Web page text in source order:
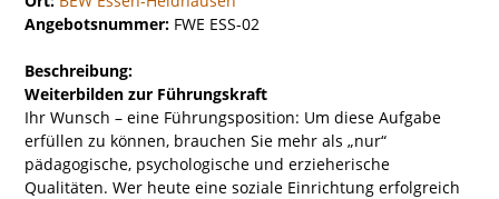
Angebotsnummer: FWE ESS-02
Beschreibung:
Weiterbilden zur Führungskraft
Ihr Wunsch – eine Führungsposition: Um diese Aufgabe
erfüllen zu können, brauchen Sie mehr als „nur“
pädagogische, psychologische und erzieherische
Qualitäten. Wer heute eine soziale Einrichtung erfolgreich